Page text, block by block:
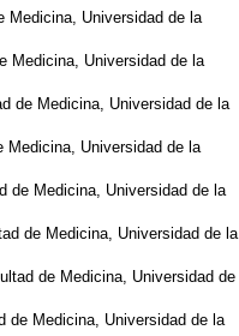
Medicina, Universidad de la
Medicina, Universidad de la
de Medicina, Universidad de la
Medicina, Universidad de la
de Medicina, Universidad de la
de Medicina, Universidad de la
de Medicina, Universidad de
de Medicina, Universidad de la